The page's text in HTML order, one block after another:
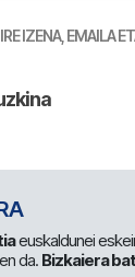
IZENA, EMAILA
euskaldunei
da. Bizkaiera